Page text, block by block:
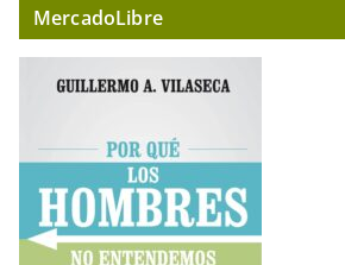
MercadoLibre